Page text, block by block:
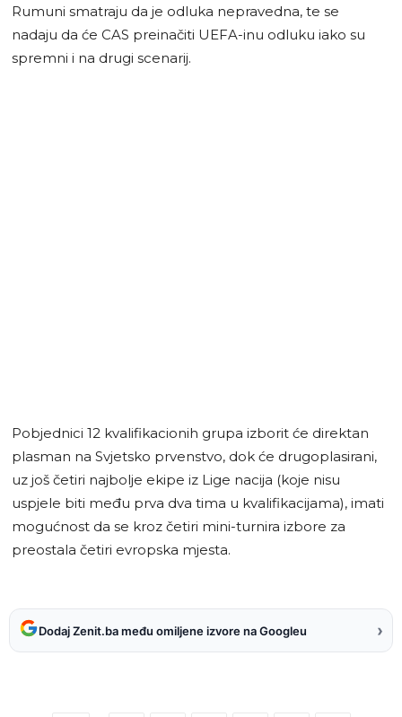
Rumuni smatraju da je odluka nepravedna, te se
nadaju da će CAS preinačiti UEFA-inu odluku iako su
spremni i na drugi scenarij.
Pobjednici 12 kvalifikacionih grupa izborit će direktan
plasman na Svjetsko prvenstvo, dok će drugoplasirani,
uz još četiri najbolje ekipe iz Lige nacija (koje nisu
uspjele biti među prva dva tima u kvalifikacijama), imati
mogućnost da se kroz četiri mini-turnira izbore za
preostala četiri evropska mjesta.
Dodaj Zenit.ba među omiljene izvore na Googleu ›